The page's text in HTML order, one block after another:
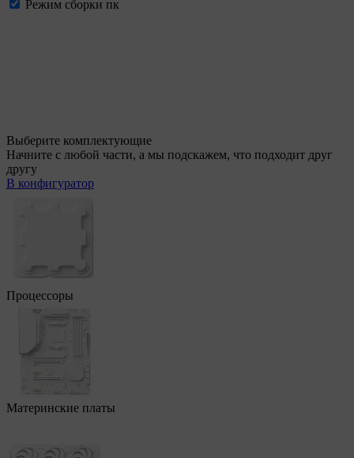
Режим сборки пк
Выберите комплектующие
Начните с любой части, а мы подскажем, что подходит друг
другу
В конфигуратор
Процессоры
Материнские платы